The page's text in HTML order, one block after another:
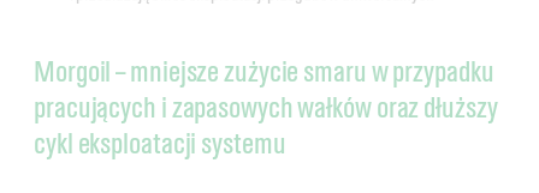
Morgoil – mniejsze zużycie smaru w przypadku
pracujących i zapasowych wałków oraz dłuższy
cykl eksploatacji systemu